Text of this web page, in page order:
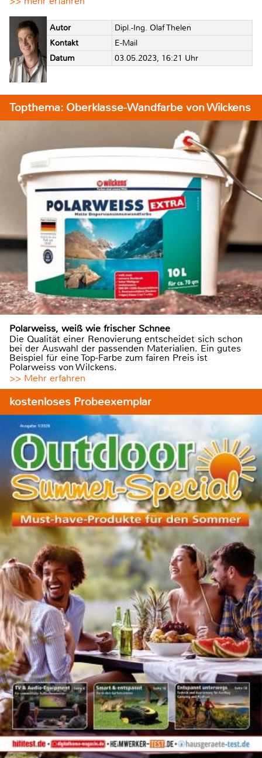
Autor
Dipl.-Ing. Olaf Thelen
Kontakt
E-Mail
Datum
03.05.2023, 16:21 Uhr
Topthema: Oberklasse-Wandfarbe von Wilckens
Polarweiss, weiß wie frischer Schnee
Die Qualität einer Renovierung entscheidet sich schon
bei der Auswahl der passenden Materialien. Ein gutes
Beispiel für eine Top-Farbe zum fairen Preis ist
Polarweiss von Wilckens.
>> Mehr erfahren
kostenloses Probeexemplar